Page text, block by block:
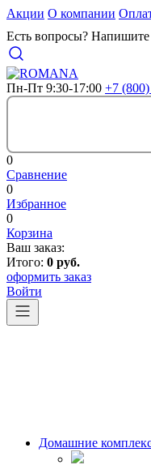
Акции О компании
Есть вопросы?
Пн-Пт 9:30-17:00 +7
0
Сравнение
0
Избранное
0
Корзина
Ваш заказ:
Итого: 0 руб.
оформить заказ
Войти
Домашние